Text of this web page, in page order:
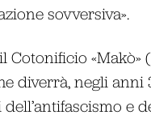
sovversiva».
Cotonificio
diverrà, negli anni
e